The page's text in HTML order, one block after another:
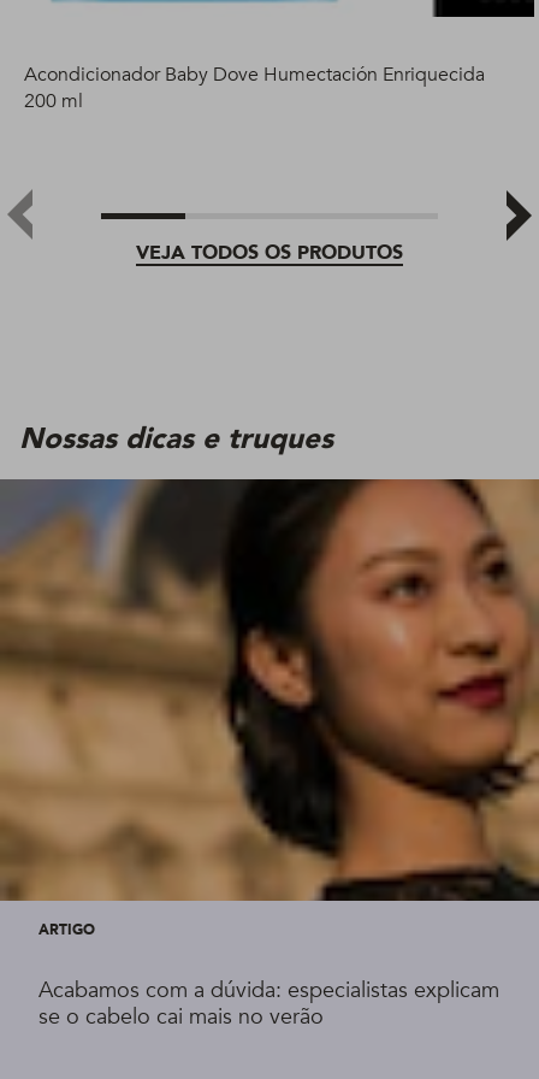
VEJA TODOS OS PRODUTOS
Acondicionador Baby Dove Humectación Enriquecida
200 ml
Nossas dicas e truques
ARTIGO
Acabamos com a dúvida: especialistas explicam
se o cabelo cai mais no verão